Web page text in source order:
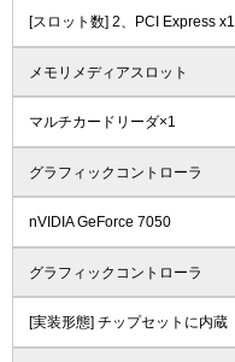
[スロット数] 2、PCI Express
メモリメディアスロット
マルチカードリーダ×1
グラフィックコントローラ
nVIDIA GeForce 7050
グラフィックコントローラ
[実装形態] チップセットに内蔵